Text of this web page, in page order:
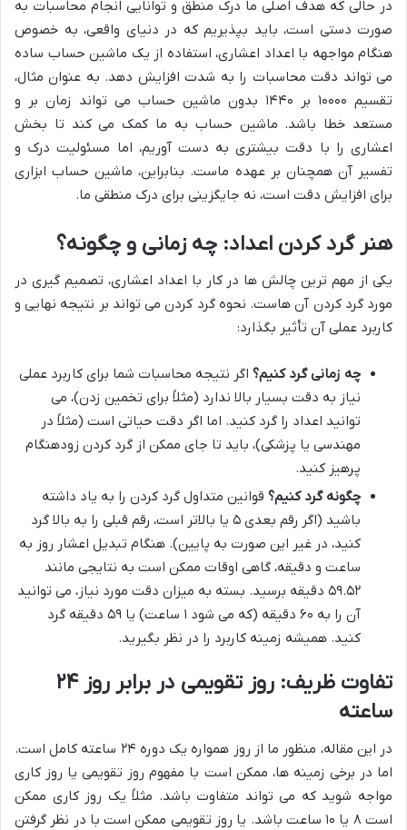
در حالی که هدف اصلی ما درک منطق و توانایی انجام محاسبات به
صورت دستی است، باید بپذیریم که در دنیای واقعی، به خصوص
هنگام مواجهه با اعداد اعشاری، استفاده از یک ماشین حساب ساده
می تواند دقت محاسبات را به شدت افزایش دهد. به عنوان مثال،
تقسیم ۱۰۰۰۰ بر ۱۴۴۰ بدون ماشین حساب می تواند زمان بر و
مستعد خطا باشد. ماشین حساب به ما کمک می کند تا بخش
اعشاری را با دقت بیشتری به دست آوریم، اما مسئولیت درک و
تفسیر آن همچنان بر عهده ماست. بنابراین، ماشین حساب ابزاری
برای افزایش دقت است، نه جایگزینی برای درک منطقی ما.
هنر گرد کردن اعداد: چه زمانی و چگونه؟
یکی از مهم ترین چالش ها در کار با اعداد اعشاری، تصمیم گیری در
مورد گرد کردن آن هاست. نحوه گرد کردن می تواند بر نتیجه نهایی و
کاربرد عملی آن تأثیر بگذارد:
چه زمانی گرد کنیم؟ اگر نتیجه محاسبات شما برای کاربرد عملی
نیاز به دقت بسیار بالا ندارد (مثلاً برای تخمین زدن)، می
توانید اعداد را گرد کنید. اما اگر دقت حیاتی است (مثلاً در
مهندسی یا پزشکی)، باید تا جای ممکن از گرد کردن زودهنگام
پرهیز کنید.
چگونه گرد کنیم؟ قوانین متداول گرد کردن را به یاد داشته
باشید (اگر رقم بعدی ۵ یا بالاتر است، رقم قبلی را به بالا گرد
کنید، در غیر این صورت به پایین). هنگام تبدیل اعشار روز به
ساعت و دقیقه، گاهی اوقات ممکن است به نتایجی مانند
۵۹.۵۲ دقیقه برسید. بسته به میزان دقت مورد نیاز، می توانید
آن را به ۶۰ دقیقه (که می شود ۱ ساعت) یا ۵۹ دقیقه گرد
کنید. همیشه زمینه کاربرد را در نظر بگیرید.
تفاوت ظریف: روز تقویمی در برابر روز ۲۴
ساعته
در این مقاله، منظور ما از روز همواره یک دوره ۲۴ ساعته کامل است.
اما در برخی زمینه ها، ممکن است با مفهوم روز تقویمی یا روز کاری
مواجه شوید که می تواند متفاوت باشد. مثلاً یک روز کاری ممکن
است ۸ یا ۱۰ ساعت باشد. یا روز تقویمی ممکن است با در نظر گرفتن